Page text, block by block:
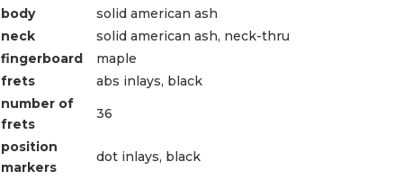
body
solid american ash
neck
solid american ash, neck-thru
fingerboard
maple
frets
abs inlays, black
number of
frets
36
position
markers
dot inlays, black